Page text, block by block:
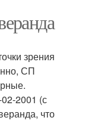
зрения
СП
2001 (с
что